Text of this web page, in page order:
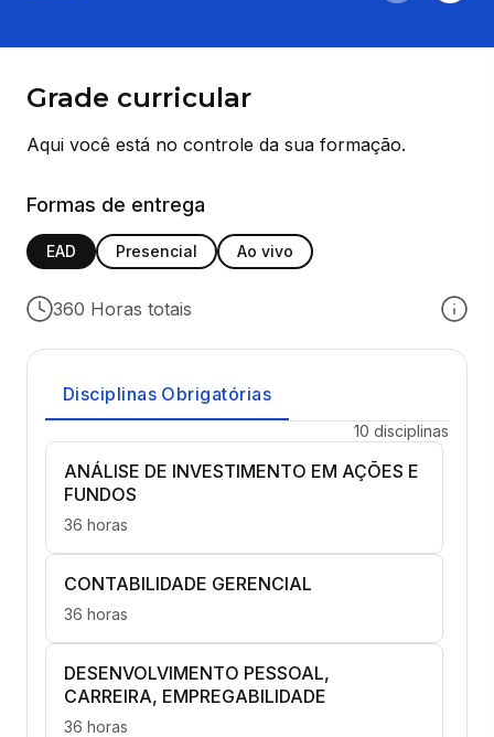
Grade curricular
Aqui você está no controle da sua formação.
Formas de entrega
EAD Presencial Ao vivo
360 Horas totais
Disciplinas Obrigatórias
10 disciplinas
ANÁLISE DE INVESTIMENTO EM AÇÕES E
FUNDOS
36 horas
CONTABILIDADE GERENCIAL
36 horas
DESENVOLVIMENTO PESSOAL,
CARREIRA, EMPREGABILIDADE
36 horas